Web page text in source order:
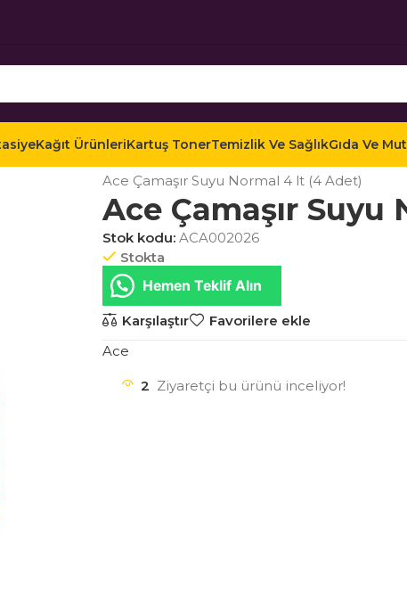
Kağıt ÜrünleriKartuş TonerTemizlik Ve SağlıkGıda Ve
Ace Çamaşır Suyu Normal 4 lt (4 Adet)
Ace Çamaşır
Stok kodu: ACA002026
Stokta
Hemen Teklif Alın
Karşılaştır Favorilere ekle
Ace
2 Ziyaretçi bu ürünü inceliyor!